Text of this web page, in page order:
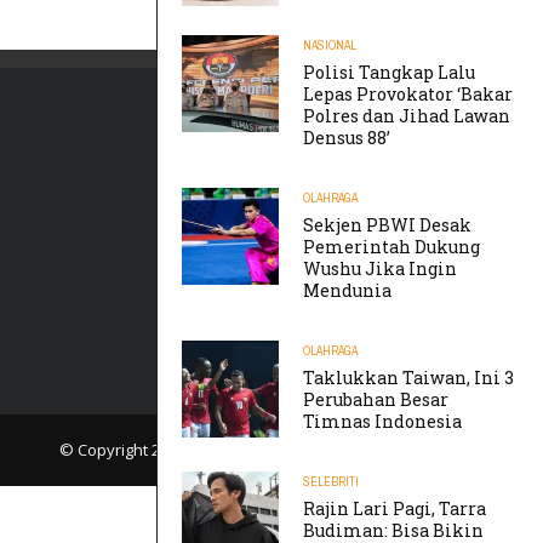
NASIONAL
Polisi Tangkap Lalu
Lepas Provokator ‘Bakar
Polres dan Jihad Lawan
Densus 88’
OLAHRAGA
Sekjen PBWI Desak
Pemerintah Dukung
Wushu Jika Ingin
Mendunia
OLAHRAGA
Taklukkan Taiwan, Ini 3
Perubahan Besar
Timnas Indonesia
SELEBRITI
Rajin Lari Pagi, Tarra
Budiman: Bisa Bikin
© Copyright 2019